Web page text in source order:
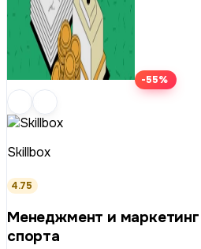
-55%
Skillbox
4.75
Менеджмент и
спорта